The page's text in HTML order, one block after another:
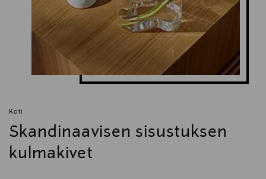
Koti
Skandinaavisen sisustuksen
kulmakivet